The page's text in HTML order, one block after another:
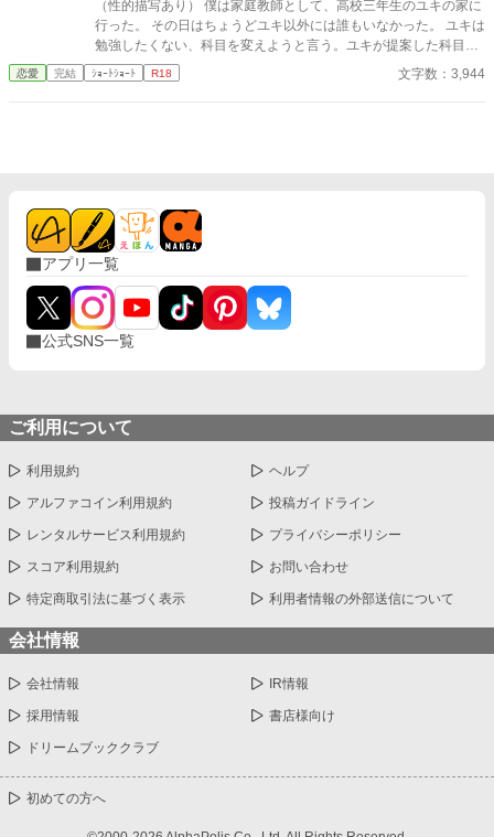
（性的描写あり） 僕は家庭教師として、高校三年生のユキの家に
行った。 その日はちょうどユキ以外には誰もいなかった。 ユキは
勉強したくない、科目を変えようと言う。ユキが提案した科目と
は。
恋愛 完結 ｼｮｰﾄｼｮｰﾄ R18 文字数：3,944
アプリ一覧
公式SNS一覧
ご利用について
利用規約 ヘルプ
アルファコイン利用規約 投稿ガイドライン
レンタルサービス利用規約 プライバシーポリシー
スコア利用規約 お問い合わせ
特定商取引法に基づく表示 利用者情報の外部送信について
会社情報
会社情報 IR情報
採用情報 書店様向け
ドリームブッククラブ
初めての方へ